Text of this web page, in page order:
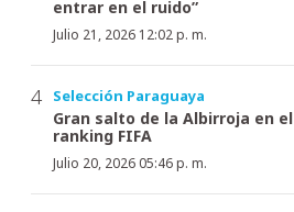
entrar en el ruido”
Julio 21, 2026 12:02 p. m.
Selección Paraguaya
Gran salto de la Albirroja en el
ranking FIFA
Julio 20, 2026 05:46 p. m.